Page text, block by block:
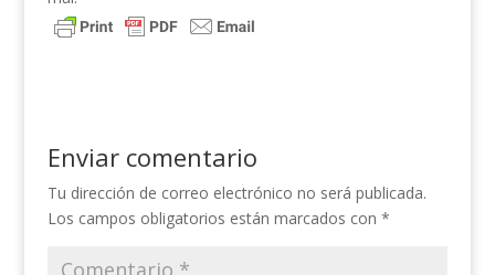
Enviar comentario
Tu dirección de correo electrónico no será publicada.
Los campos obligatorios están marcados con *